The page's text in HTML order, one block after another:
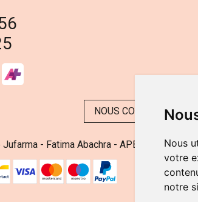
Nous
votre
notre
NOUS CONTACTER
Jufarma - Fatima Abachra - APB 521704 -